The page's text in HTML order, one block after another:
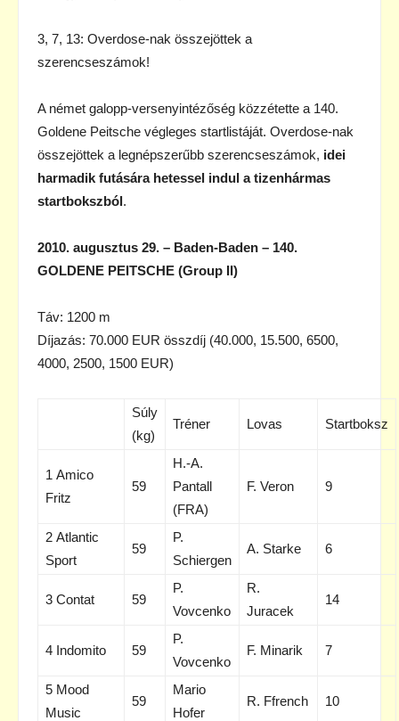
3, 7, 13: Overdose-nak összejöttek a
szerencseszámok!
A német galopp-versenyintézőség közzétette a 140.
Goldene Peitsche végleges startlistáját. Overdose-nak
összejöttek a legnépszerűbb szerencseszámok, idei
harmadik futására hetessel indul a tizenhármas
startbokszból.
2010. augusztus 29. – Baden-Baden – 140.
GOLDENE PEITSCHE (Group II)
Táv: 1200 m
Díjazás: 70.000 EUR összdíj (40.000, 15.500, 6500,
4000, 2500, 1500 EUR)
Súly
(kg)
Tréner Lovas Startboksz
1 Amico
Fritz
59
H.-A.
Pantall
(FRA)
F. Veron 9
2 Atlantic
Sport
59
P.
Schiergen
A. Starke 6
3 Contat 59
P.
Vovcenko
R.
Juracek
14
4 Indomito 59
P.
Vovcenko
F. Minarik 7
5 Mood
Music
59
Mario
Hofer
R. Ffrench 10